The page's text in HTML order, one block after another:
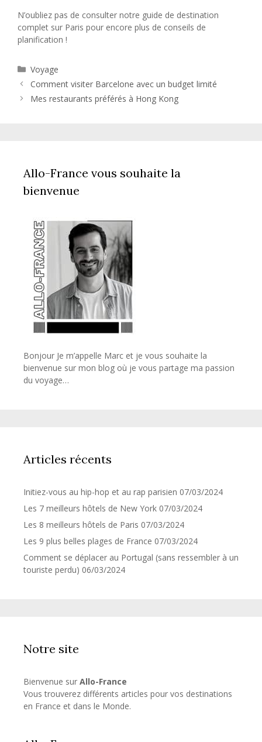
N’oubliez pas de consulter notre guide de destination
complet sur Paris pour encore plus de conseils de
planification !
Catégories
Voyage
Comment visiter Barcelone avec un budget limité
Mes restaurants préférés à Hong Kong
Allo-France vous souhaite la
bienvenue
Bonjour Je m’appelle Marc et je vous souhaite la
bienvenue sur mon blog où je vous partage ma passion
du voyage…
Articles récents
Initiez-vous au hip-hop et au rap parisien 07/03/2024
Les 7 meilleurs hôtels de New York 07/03/2024
Les 8 meilleurs hôtels de Paris 07/03/2024
Les 9 plus belles plages de France 07/03/2024
Comment se déplacer au Portugal (sans ressembler à un
touriste perdu) 06/03/2024
Notre site
Bienvenue sur Allo-France
Vous trouverez différents articles pour vos destinations
en France et dans le Monde.